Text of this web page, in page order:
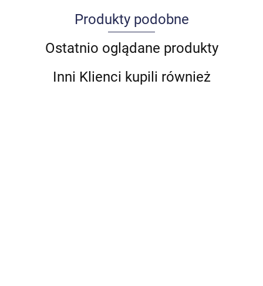
Allegro_panel.ImageData
Produkty podobne
Ostatnio oglądane produkty
Inni Klienci kupili również